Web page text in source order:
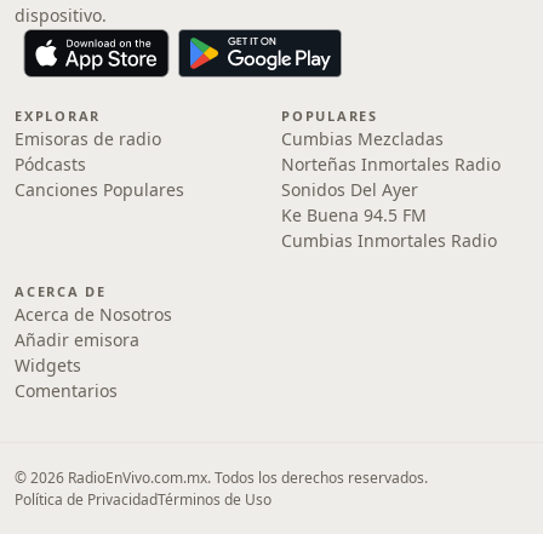
dispositivo.
EXPLORAR
Emisoras de radio
Pódcasts
Canciones Populares
POPULARES
Cumbias Mezcladas
Norteñas Inmortales Radio
Sonidos Del Ayer
Ke Buena 94.5 FM
Cumbias Inmortales Radio
ACERCA DE
Acerca de Nosotros
Añadir emisora
Widgets
Comentarios
© 2026 RadioEnVivo.com.mx. Todos los derechos reservados.
Política de PrivacidadTérminos de Uso